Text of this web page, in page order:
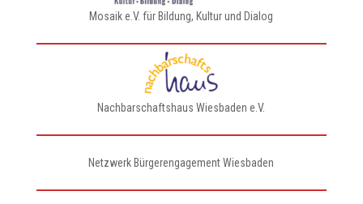
Mosaik e.V. für Bildung, Kultur und Dialog
Nachbarschaftshaus Wiesbaden e.V.
Netzwerk Bürgerengagement Wiesbaden